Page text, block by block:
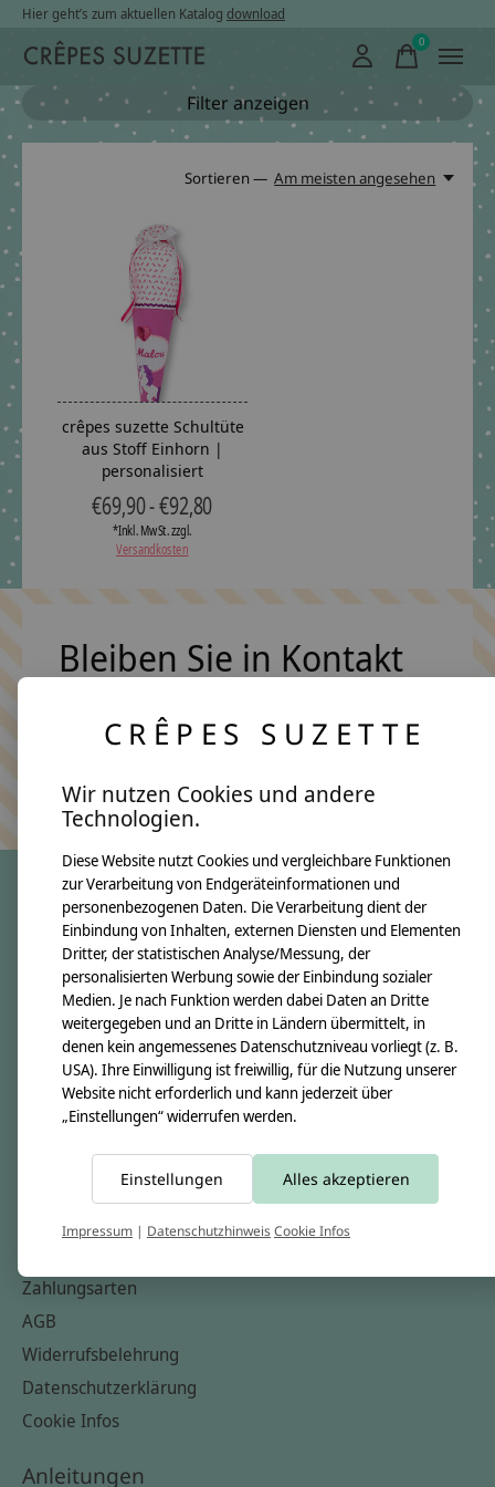
Hier geht’s zum aktuellen Katalog download
0items
Filter anzeigen
Sortieren — Am meisten angesehen
crêpes suzette Schultüte
aus Stoff Einhorn |
personalisiert
€69,90 - €92,80
*Inkl. MwSt. zzgl.
Versandkosten
Bleiben Sie in Kontakt
Keine Sorge, wir übertreiben es nicht
crêpes suzette
Über uns
Unsere Creppies
Nähkästchen
Unsere Stoffe
Impressum
Informationen
Kontakt
Zahlungsarten
AGB
Widerrufsbelehrung
Datenschutzerklärung
Cookie Infos
Anleitungen
CRÊPES SUZETTE
Wir nutzen Cookies und andere
Technologien.
Diese Website nutzt Cookies und vergleichbare Funktionen
zur Verarbeitung von Endgeräteinformationen und
personenbezogenen Daten. Die Verarbeitung dient der
Einbindung von Inhalten, externen Diensten und Elementen
Dritter, der statistischen Analyse/Messung, der
personalisierten Werbung sowie der Einbindung sozialer
Medien. Je nach Funktion werden dabei Daten an Dritte
weitergegeben und an Dritte in Ländern übermittelt, in
denen kein angemessenes Datenschutzniveau vorliegt (z. B.
USA). Ihre Einwilligung ist freiwillig, für die Nutzung unserer
Website nicht erforderlich und kann jederzeit über
„Einstellungen“ widerrufen werden.
Einstellungen Alles akzeptieren
Impressum | DatenschutzhinweisCookie Infos